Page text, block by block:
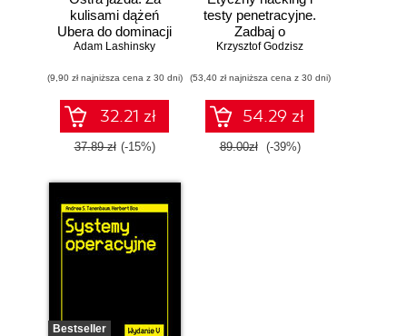
kulisami dążeń
Ubera do dominacji
na świecie
Adam Lashinsky
(9,90 zł najniższa cena z 30 dni)
32.21 zł
37.89 zł (-15%)
testy penetracyjne.
Zadbaj o
bezpieczeństwo
Krzysztof Godzisz
(53,40 zł najniższa cena z 30 dni)
54.29 zł
89.00zł (-39%)
Bestseller